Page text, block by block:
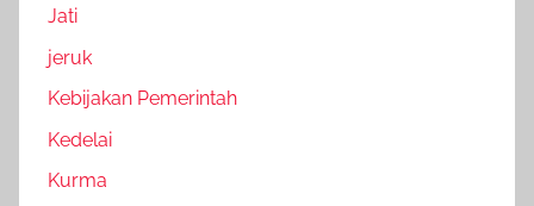
Jati
jeruk
Kebijakan Pemerintah
Kedelai
Kurma